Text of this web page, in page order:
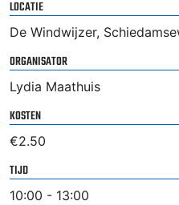
LOCATIE
De Windwijzer,
ORGANISATOR
Lydia Maathuis
KOSTEN
€2.50
TIJD
10:00 - 13:00